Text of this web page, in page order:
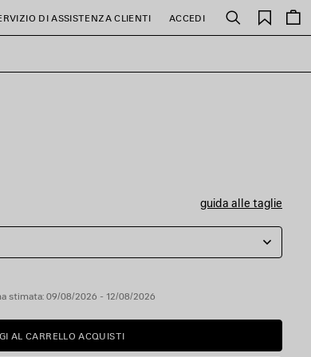
DI ASSISTENZA CLIENTI ACCEDI Cerca
guida alle taglie
stimata: 09/08/2026 - 12/08/2026
AGGIUNGI
AL
AL CARRELLO ACQUISTI
SELEZIONA
UNA